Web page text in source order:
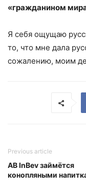
«гражданином
Я себя ощущаю
то, что мне дала
сожалению, моим
Previous article
AB InBev займётся
конопляными